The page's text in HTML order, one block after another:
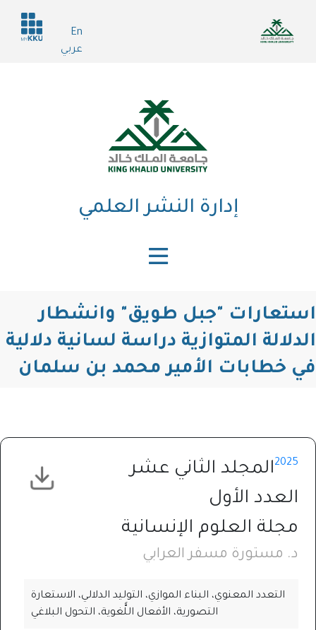
المحتوى
En
عربي
Header
services
إدارة النشر العلمي
استعارات "جبل طويق" وانشطار
الدلالة المتوازية دراسة لسانية دلالية
في خطابات الأمير محمد بن سلمان
2025المجلد الثاني عشر
العدد الأول
مجلة العلوم الإنسانية
د. مستورة مسفر العرابي
التعدد المعنوي، البناء الموازي، التوليد الدلالي، الاستعارة
التصورية، الأفعال اللًّغوية، التحول البلاغي